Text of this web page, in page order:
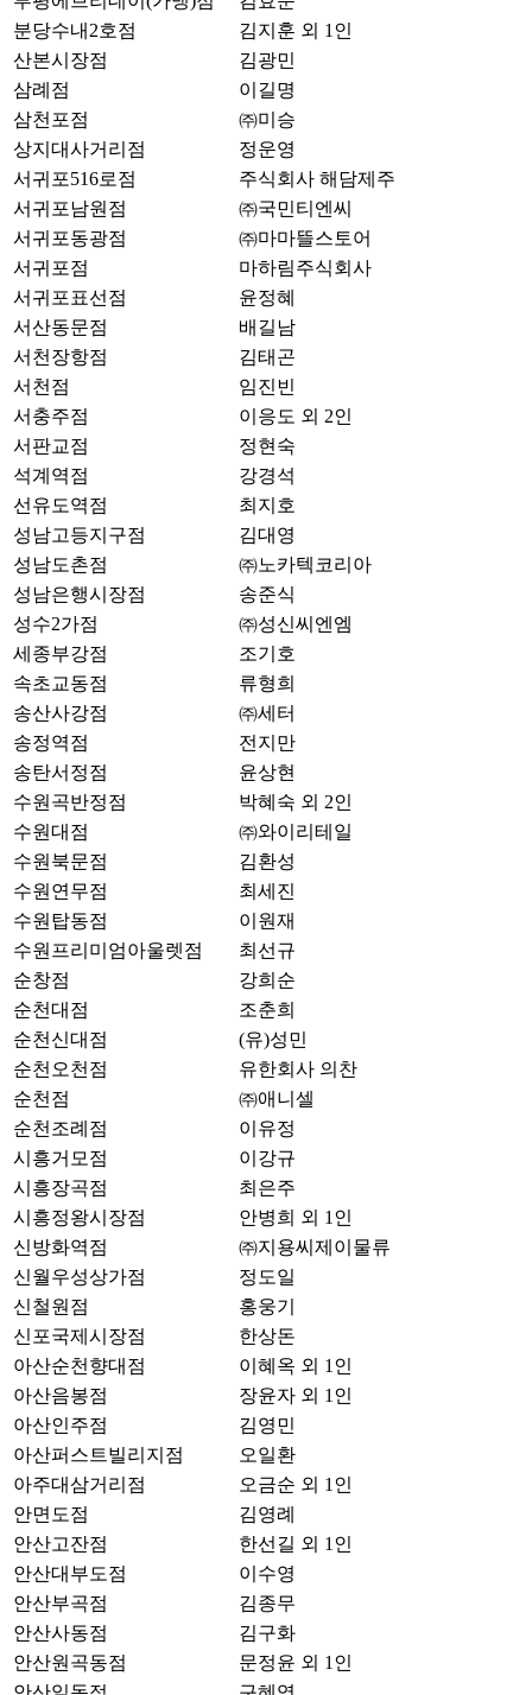
분당수내2호점
김지훈 외 1인
산본시장점
김광민
삼례점
이길명
삼천포점
㈜미승
상지대사거리점
정운영
서귀포516로점
주식회사 해담제주
서귀포남원점
㈜국민티엔씨
서귀포동광점
㈜마마뜰스토어
서귀포점
마하림주식회사
서귀포표선점
윤정혜
서산동문점
배길남
서천장항점
김태곤
서천점
임진빈
서충주점
이응도 외 2인
서판교점
정현숙
석계역점
강경석
선유도역점
최지호
성남고등지구점
김대영
성남도촌점
㈜노카텍코리아
성남은행시장점
송준식
성수2가점
㈜성신씨엔엠
세종부강점
조기호
속초교동점
류형희
송산사강점
㈜세터
송정역점
전지만
송탄서정점
윤상현
수원곡반정점
박혜숙 외 2인
수원대점
㈜와이리테일
수원북문점
김환성
수원연무점
최세진
수원탑동점
이원재
수원프리미엄아울렛점
최선규
순창점
강희순
순천대점
조춘희
순천신대점
(유)성민
순천오천점
유한회사 의찬
순천점
㈜애니셀
순천조례점
이유정
시흥거모점
이강규
시흥장곡점
최은주
시흥정왕시장점
안병희 외 1인
신방화역점
㈜지용씨제이물류
신월우성상가점
정도일
신철원점
홍웅기
신포국제시장점
한상돈
아산순천향대점
이혜옥 외 1인
아산음봉점
장윤자 외 1인
아산인주점
김영민
아산퍼스트빌리지점
오일환
아주대삼거리점
오금순 외 1인
안면도점
김영례
안산고잔점
한선길 외 1인
안산대부도점
이수영
안산부곡점
김종무
안산사동점
김구화
안산원곡동점
문정윤 외 1인